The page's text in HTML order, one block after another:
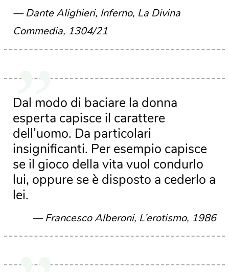
Dante Alighieri, Inferno, La Divina
Commedia, 1304/21
Dal modo di baciare la donna
esperta capisce il carattere
dell’uomo. Da particolari
insignificanti. Per esempio capisce
se il gioco della vita vuol condurlo
lui, oppure se è disposto a cederlo a
lei.
Francesco Alberoni, L’erotismo, 1986